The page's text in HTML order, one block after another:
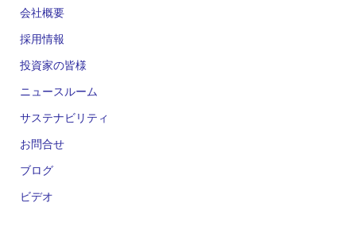
会社概要
採用情報
投資家の皆様
ニュースルーム
サステナビリティ
お問合せ
ブログ
ビデオ